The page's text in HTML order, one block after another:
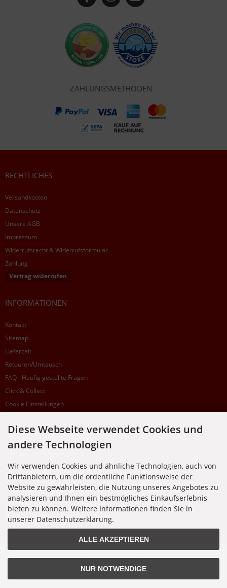
ZAHLUNGSMETHODEN
RECHTLICHES
Versandkosten
Datenschutz
Unsere AGB
Impressum
Widerrufsrecht & Widerrufsformular
Zahlung
Vertrag widerrufen
INFORMATIONEN
Kontakt
Sitemap
Lieferzeit
Retouren/Umtausch
FAQ - Häufig gestellte Fragen
Click & Collect
Cookie Einstellungen
SUPPORTHOTLINE
Zu laufenden Aufträgen oder Fragen allgemein:
Montag, Dienstag, Donnerstag, Freitag: 10:00 - 16:00 Uhr
Mittwoch: 10:00 - 18:00 Uhr
* Kosten: normaler Ortstarif DE, mit Flatratevertrag natürlich kostenlos. Aus dem
Ausland fallen die jeweils geltenden Auslandsgebühren an. Anrufe aus dem Handynetz
können abweichen.
Alle Preise inkl. gesetzl. MwSt. zzgl.Versandkosten. Die durchgestrichenen Preise
entsprechen dem bisherigen Preis bei Nixgut Onlineshop
Diese Webseite verwendet Cookies und
andere Technologien
Wir verwenden Cookies und ähnliche Technologien, auch von
Drittanbietern, um die ordentliche Funktionsweise der
Website zu gewährleisten, die Nutzung unseres Angebotes zu
analysieren und Ihnen ein bestmögliches Einkaufserlebnis
bieten zu können. Weitere Informationen finden Sie in
unserer Datenschutzerklärung.
ALLE AKZEPTIEREN
NUR NOTWENDIGE